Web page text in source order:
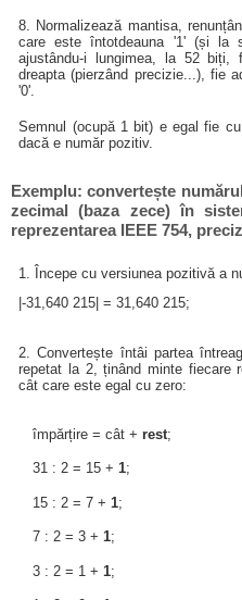
8. Normalizează mantisa,
care este întotdeauna '1' (și la
ajustându-i lungimea, la 52
dreapta (pierzând precizie...), fie
'0'.
Semnul (ocupă 1 bit) e egal fie
dacă e număr pozitiv.
Exemplu: convertește
zecimal (baza zece) în
reprezentarea IEEE 754,
1. Începe cu versiunea pozitivă a
|-31,640 215| = 31,640 215;
2. Convertește întâi partea
repetat la 2, ținând minte fiecare
cât care este egal cu zero:
împărțire = cât + rest;
31 : 2 = 15 + 1;
15 : 2 = 7 + 1;
7 : 2 = 3 + 1;
3 : 2 = 1 + 1;